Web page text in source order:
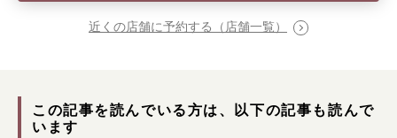
近くの店舗に予約する（店舗一覧）
この記事を読んでいる方は、以下の記事も読んで
います